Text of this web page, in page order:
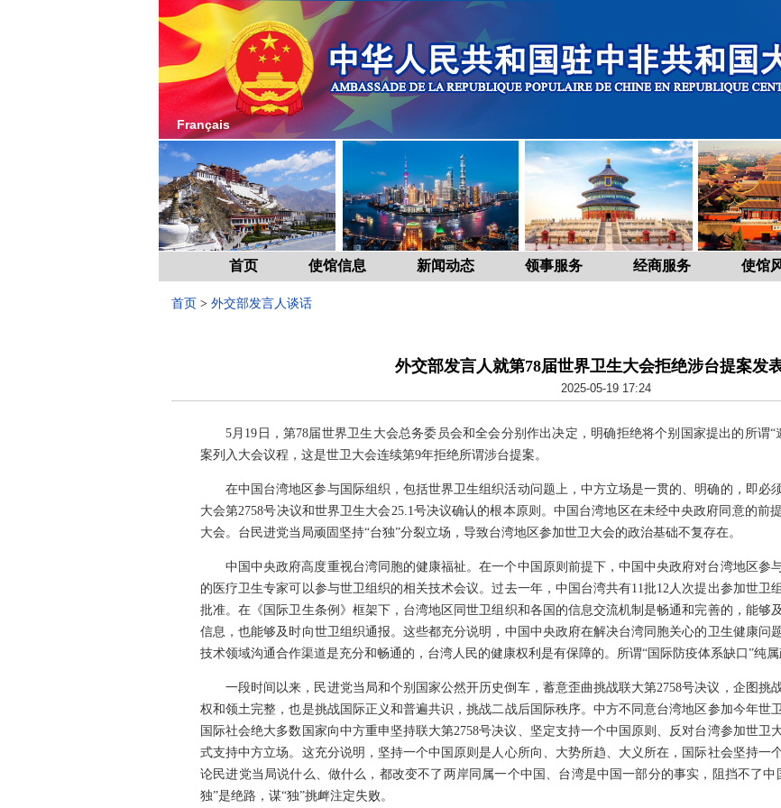
Français
首页 使馆信息 新闻动态 领事服务 经商服务 使馆
首页 > 外交部发言人谈话
外交部发言人就第78届世界卫生大会拒绝涉台提案发
2025-05-19 17:24
5月19日，第78届世界卫生大会总务委员会和全会分别作出决定，明确拒绝将个别国家提出的所谓
案列入大会议程，这是世卫大会连续第9年拒绝所谓涉台提案。
在中国台湾地区参与国际组织，包括世界卫生组织活动问题上，中方立场是一贯的、明确的，即必
大会第2758号决议和世界卫生大会25.1号决议确认的根本原则。中国台湾地区在未经中央政府同意的前
大会。台民进党当局顽固坚持“台独”分裂立场，导致台湾地区参加世卫大会的政治基础不复存在。
中国中央政府高度重视台湾同胞的健康福祉。在一个中国原则前提下，中国中央政府对台湾地区参
的医疗卫生专家可以参与世卫组织的相关技术会议。过去一年，中国台湾共有11批12人次提出参加世卫
批准。在《国际卫生条例》框架下，台湾地区同世卫组织和各国的信息交流机制是畅通和完善的，能够
信息，也能够及时向世卫组织通报。这些都充分说明，中国中央政府在解决台湾同胞关心的卫生健康问
技术领域沟通合作渠道是充分和畅通的，台湾人民的健康权利是有保障的。所谓“国际防疫体系缺口”纯属
一段时间以来，民进党当局和个别国家公然开历史倒车，蓄意歪曲挑战联大第2758号决议，企图挑
权和领土完整，也是挑战国际正义和普遍共识，挑战二战后国际秩序。中方不同意台湾地区参加今年世
国际社会绝大多数国家向中方重申坚持联大第2758号决议、坚定支持一个中国原则、反对台湾参加世卫
式支持中方立场。这充分说明，坚持一个中国原则是人心所向、大势所趋、大义所在，国际社会坚持一
论民进党当局说什么、做什么，都改变不了两岸同属一个中国、台湾是中国一部分的事实，阻挡不了
独”是绝路，谋“独”挑衅注定失败。